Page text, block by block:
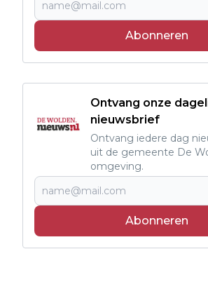
Abonneren
Ontvang onze
nieuwsbrief
Ontvang iedere dag
uit de gemeente De
omgeving.
Abonneren